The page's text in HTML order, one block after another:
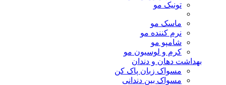
تونیک مو
ماسک مو
نرم کننده مو
شامپو مو
کرم و لوسیون مو
بهداشت دهان و دندان
مسواک زبان پاک کن
مسواک بین دندانی